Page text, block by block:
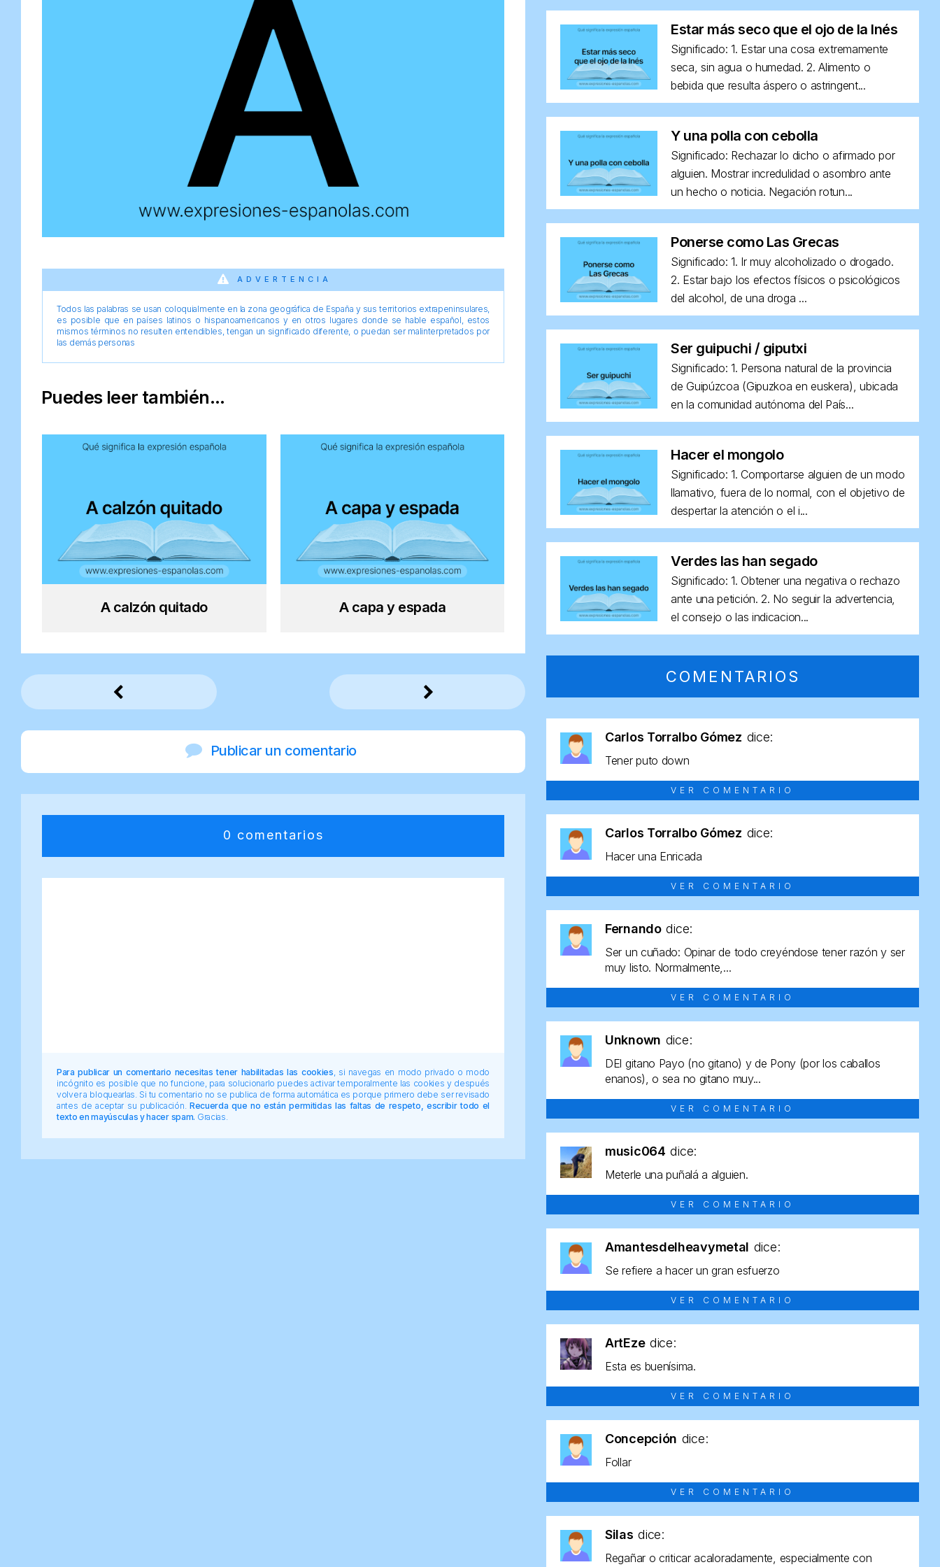
ADVERTENCIA
Todos las palabras se usan coloquialmente en la zona geográfica de España y sus territorios extrapeninsulares,
es posible que en países latinos o hispanoamericanos y en otros lugares donde se hable español, estos
mismos términos no resulten entendibles, tengan un significado diferente, o puedan ser malinterpretados por
las demás personas
Puedes leer también...
A calzón quitado A capa y espada
Publicar un comentario
0 comentarios
Para publicar un comentario necesitas tener habilitadas las cookies , si navegas en modo privado o modo
incógnito es posible que no funcione, para solucionarlo puedes activar temporalmente las cookies y después
volver a bloquearlas. Si tu comentario no se publica de forma automática es porque primero debe ser revisado
antes de aceptar su publicación. Recuerda que no están permitidas las faltas de respeto, escribir todo el
texto en mayúsculas y hacer spam. Gracias.
Estar más seco que el ojo de la Inés
Significado: 1. Estar una cosa extremamente
seca, sin agua o humedad. 2. Alimento o
bebida que resulta áspero o astringent...
Y una polla con cebolla
Significado: Rechazar lo dicho o afirmado por
alguien. Mostrar incredulidad o asombro ante
un hecho o noticia. Negación rotun...
Ponerse como Las Grecas
Significado: 1. Ir muy alcoholizado o drogado.
2. Estar bajo los efectos físicos o psicológicos
del alcohol, de una droga ...
Ser guipuchi / giputxi
Significado: 1. Persona natural de la provincia
de Guipúzcoa (Gipuzkoa en euskera), ubicada
en la comunidad autónoma del País...
Hacer el mongolo
Significado: 1. Comportarse alguien de un modo
llamativo, fuera de lo normal, con el objetivo de
despertar la atención o el i...
Verdes las han segado
Significado: 1. Obtener una negativa o rechazo
ante una petición. 2. No seguir la advertencia,
el consejo o las indicacion...
COMENTARIOS
Carlos Torralbo Gómez dice:
Tener puto down
VER COMENTARIO
Carlos Torralbo Gómez dice:
Hacer una Enricada
VER COMENTARIO
Fernando dice:
Ser un cuñado: Opinar de todo creyéndose tener razón y ser
muy listo. Normalmente,...
VER COMENTARIO
Unknown dice:
DEl gitano Payo (no gitano) y de Pony (por los caballos
enanos), o sea no gitano muy...
VER COMENTARIO
music064 dice:
Meterle una puñalá a alguien.
VER COMENTARIO
Amantesdelheavymetal dice:
Se refiere a hacer un gran esfuerzo
VER COMENTARIO
ArtEze dice:
Esta es buenísima.
VER COMENTARIO
Concepción dice:
Follar
VER COMENTARIO
Silas dice:
Regañar o criticar acaloradamente, especialmente con